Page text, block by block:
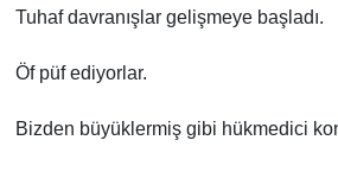
Tuhaf davranışlar gelişmeye başladı.
Öf püf ediyorlar.
Bizden büyüklermiş gibi hükmedici